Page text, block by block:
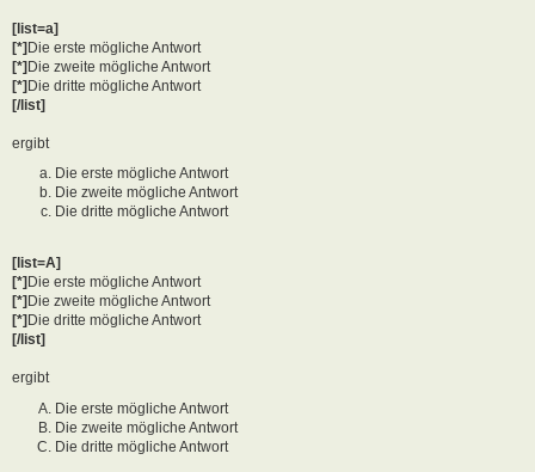
[list=a]
[*]Die erste mögliche Antwort
[*]Die zweite mögliche Antwort
[*]Die dritte mögliche Antwort
[/list]
ergibt
Die erste mögliche Antwort
Die zweite mögliche Antwort
Die dritte mögliche Antwort
[list=A]
[*] Die erste mögliche Antwort
[*] Die zweite mögliche Antwort
[*] Die dritte mögliche Antwort
[/list]
ergibt
Die erste mögliche Antwort
Die zweite mögliche Antwort
Die dritte mögliche Antwort